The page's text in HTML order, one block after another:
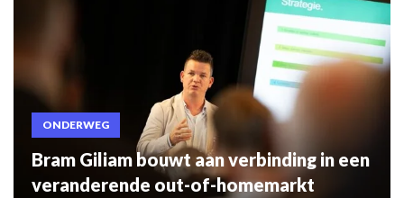
ONDERWEG
Bram Giliam bouwt aan verbinding in een
veranderende out-of-homemarkt